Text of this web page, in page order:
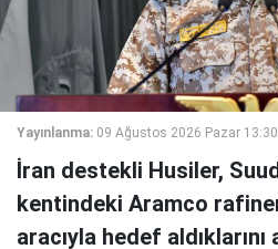
Yayınlanma: 09 Ağustos 2026 Pazar 13:30
İran destekli Husiler,
kentindeki Aramco
aracıyla hedef aldıklarını